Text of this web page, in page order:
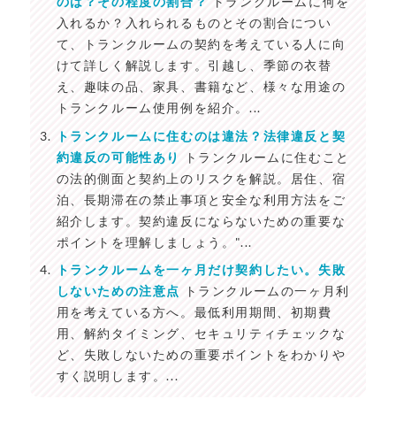
入れるか？入れられるものとその割合につい
て、トランクルームの契約を考えている人に向
けて詳しく解説します。引越し、季節の衣替
え、趣味の品、家具、書籍など、様々な用途の
トランクルーム使用例を紹介。...
トランクルームに住むのは違法？法律違反と契
約違反の可能性あり
トランクルームに住むこと
の法的側面と契約上のリスクを解説。居住、宿
泊、長期滞在の禁止事項と安全な利用方法をご
紹介します。契約違反にならないための重要な
ポイントを理解しましょう。"...
トランクルームを一ヶ月だけ契約したい。失敗
しないための注意点
トランクルームの一ヶ月利
用を考えている方へ。最低利用期間、初期費
用、解約タイミング、セキュリティチェックな
ど、失敗しないための重要ポイントをわかりや
すく説明します。...